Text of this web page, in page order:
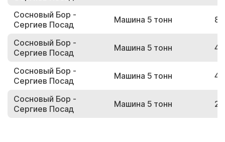
Сосновый Бор -
Сергиев Посад
Машина 5 тонн
Сосновый Бор -
Сергиев Посад
Машина 5 тонн
Сосновый Бор -
Сергиев Посад
Машина 5 тонн
Сосновый Бор -
Сергиев Посад
Машина 5 тонн